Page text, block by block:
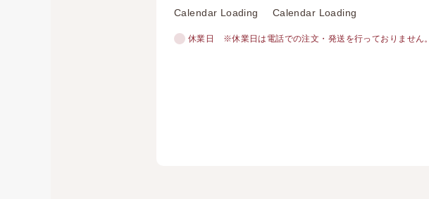
Calendar Loading
Calendar Loading
休業日 ※休業日は電話での注文・発送を行っておりません。